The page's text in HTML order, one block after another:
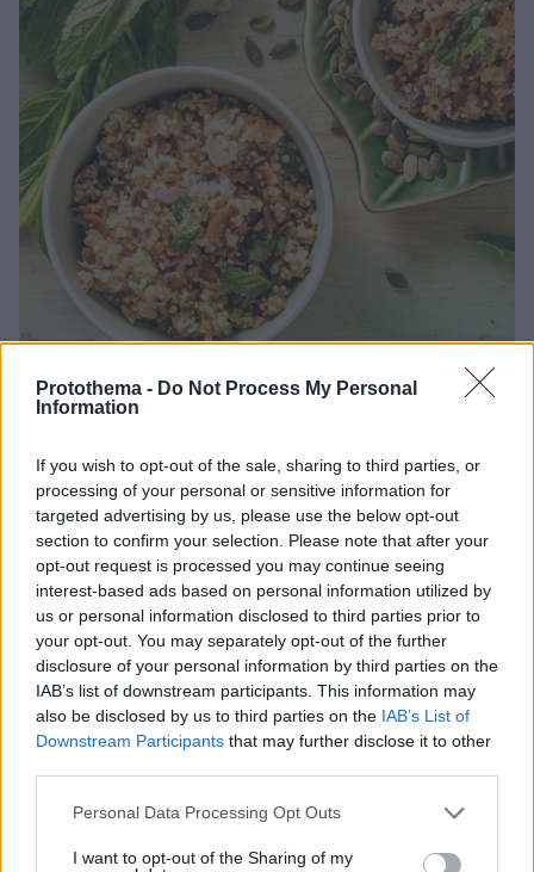
Protothema - Do Not Process My Personal
Information
If you wish to opt-out of the sale, sharing to third parties, or
processing of your personal or sensitive information for
targeted advertising by us, please use the below opt-out
section to confirm your selection. Please note that after your
opt-out request is processed you may continue seeing
interest-based ads based on personal information utilized by
us or personal information disclosed to third parties prior to
your opt-out. You may separately opt-out of the further
disclosure of your personal information by third parties on the
IAB’s list of downstream participants. This information may
also be disclosed by us to third parties on the IAB’s List of
Downstream Participants that may further disclose it to other
Please note that this website/app uses one or more Google
not limited to your visit or usage behaviour. You may click to
Personal Data Processing Opt Outs
I want to opt-out of the Sharing of my
4 υλικά για να προσθέσετε περισσότερη πρωτεΐνη στη
Η σαλάτα αποτελεί ένα εύκολο και υγιεινό γεύμα,
στην οποία μπορείτε να προσθέσετε με εύκολους
τρόπους περισσότερη πρωτεΐνη
13.07.2025, 21:30